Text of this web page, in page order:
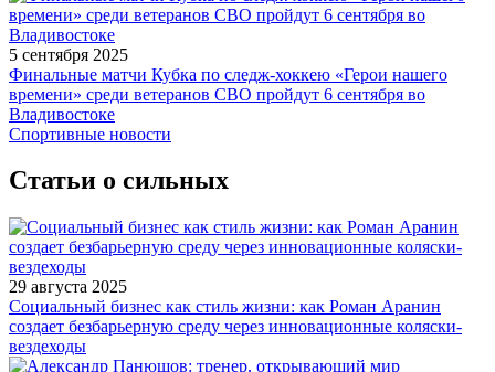
5 сентября 2025
Финальные матчи Кубка по следж-хоккею «Герои нашего
времени» среди ветеранов СВО пройдут 6 сентября во
Владивостоке
Спортивные новости
Статьи о сильных
29 августа 2025
Социальный бизнес как стиль жизни: как Роман Аранин
создает безбарьерную среду через инновационные коляски-
вездеходы